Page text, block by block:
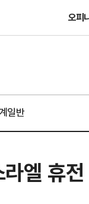
오피
일반
라엘 휴